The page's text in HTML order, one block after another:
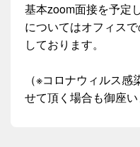
基本zoom面接を予定
についてはオフィス
しております。
（※コロナウィルス
せて頂く場合も御座い